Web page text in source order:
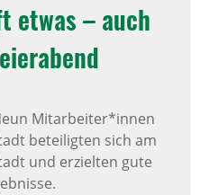
etwas – auch
Mitarbeiter*innen
beteiligten sich am
und erzielten gute